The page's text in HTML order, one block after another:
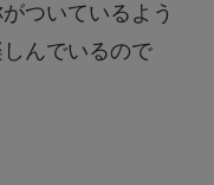
ついているよう
んでいるので